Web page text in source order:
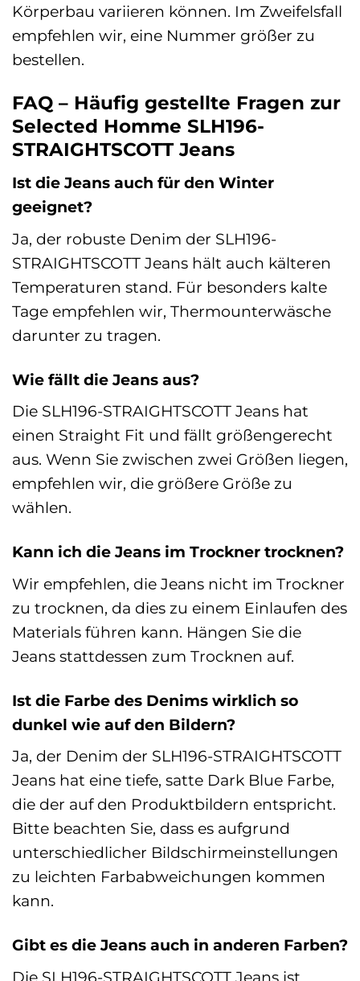
Körperbau variieren können. Im Zweifelsfall
empfehlen wir, eine Nummer größer zu
bestellen.
FAQ – Häufig gestellte Fragen zur
Selected Homme SLH196-
STRAIGHTSCOTT Jeans
Ist die Jeans auch für den Winter
geeignet?
Ja, der robuste Denim der SLH196-
STRAIGHTSCOTT Jeans hält auch kälteren
Temperaturen stand. Für besonders kalte
Tage empfehlen wir, Thermounterwäsche
darunter zu tragen.
Wie fällt die Jeans aus?
Die SLH196-STRAIGHTSCOTT Jeans hat
einen Straight Fit und fällt größengerecht
aus. Wenn Sie zwischen zwei Größen liegen,
empfehlen wir, die größere Größe zu
wählen.
Kann ich die Jeans im Trockner trocknen?
Wir empfehlen, die Jeans nicht im Trockner
zu trocknen, da dies zu einem Einlaufen des
Materials führen kann. Hängen Sie die
Jeans stattdessen zum Trocknen auf.
Ist die Farbe des Denims wirklich so
dunkel wie auf den Bildern?
Ja, der Denim der SLH196-STRAIGHTSCOTT
Jeans hat eine tiefe, satte Dark Blue Farbe,
die der auf den Produktbildern entspricht.
Bitte beachten Sie, dass es aufgrund
unterschiedlicher Bildschirmeinstellungen
zu leichten Farbabweichungen kommen
kann.
Gibt es die Jeans auch in anderen Farben?
Die SLH196-STRAIGHTSCOTT Jeans ist